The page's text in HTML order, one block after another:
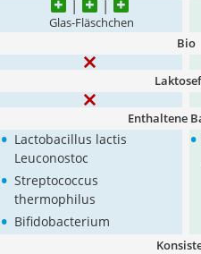
Glas-Fläschchen
Bio
Enthaltene
• Lactobacillus lactis
Leuconostoc
• Streptococcus
thermophilus
• Bifidobacterium
•